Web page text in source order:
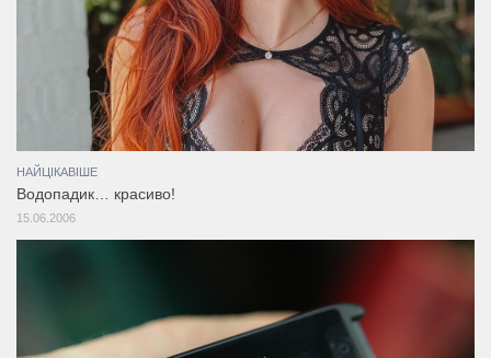
НАЙЦІКАВІШЕ
Водопадик… красиво!
15.06.2006